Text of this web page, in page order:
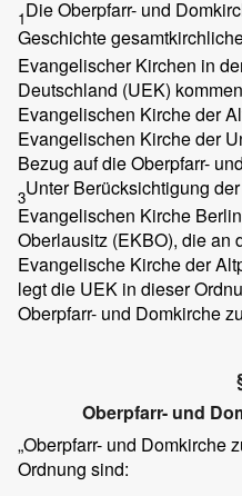
1Die Oberpfarr- und
Geschichte
Evangelischer Kirchen in
Deutschland (UEK)
Evangelischen Kirche der
Evangelischen Kirche der
Bezug auf die Oberpfarr-
3Unter Berücksichtigung
Evangelischen Kirche
Oberlausitz (EKBO), die an
Evangelische Kirche der
legt die UEK in dieser
Oberpfarr- und Domkirche
Oberpfarr- und
„Oberpfarr- und Domkirche
Ordnung sind: